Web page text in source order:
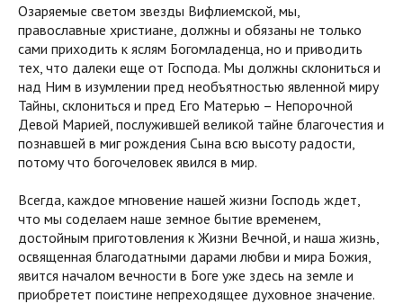
Озаряемые светом звезды Вифлиемской, мы,
православные христиане, должны и обязаны не только
сами приходить к яслям Богомладенца, но и приводить
тех, что далеки еще от Господа. Мы должны склониться и
над Ним в изумлении пред необъятностью явленной миру
Тайны, склониться и пред Его Матерью – Непорочной
Девой Марией, послужившей великой тайне благочестия и
познавшей в миг рождения Сына всю высоту радости,
потому что богочеловек явился в мир.
Всегда, каждое мгновение нашей жизни Господь ждет,
что мы соделаем наше земное бытие временем,
достойным приготовления к Жизни Вечной, и наша жизнь,
освященная благодатными дарами любви и мира Божия,
явится началом вечности в Боге уже здесь на земле и
приобретет поистине непреходящее духовное значение.